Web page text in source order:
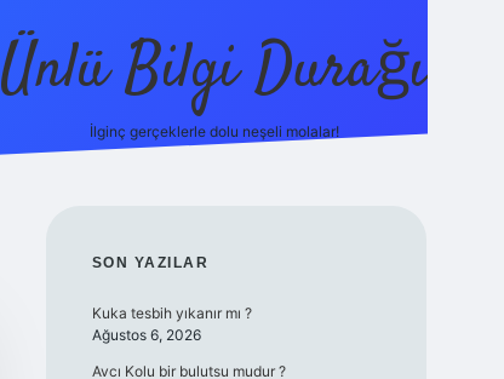
Ünlü Bilgi Durağı
İlginç gerçeklerle dolu neşeli molalar!
SIDEBAR
SON YAZILAR
Kuka tesbih yıkanır mı ?
Ağustos 6, 2026
Avcı Kolu bir bulutsu mudur ?